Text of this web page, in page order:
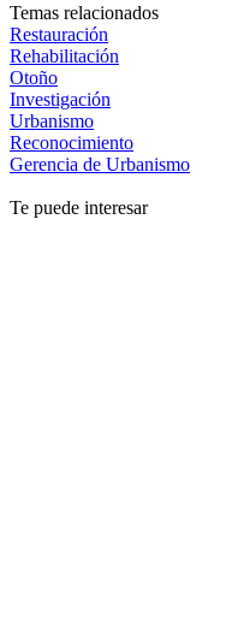
Temas relacionados
Restauración
Rehabilitación
Otoño
Investigación
Urbanismo
Reconocimiento
Gerencia de Urbanismo
Te puede interesar